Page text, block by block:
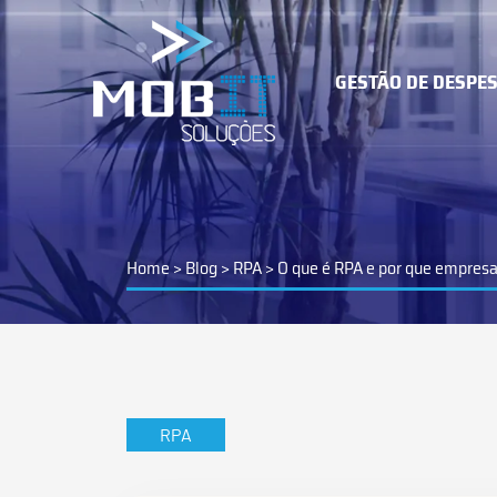
GESTÃO DE
MOB
Microsoft
Home>Blog>RPA> O que é RPA e por que
RPA